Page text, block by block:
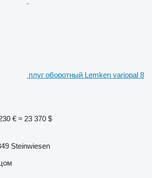
плуг оборотный Lemken variopal 8
€ ≈ 23 370 $
Steinwiesen